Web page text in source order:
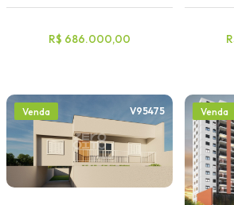
R$ 686.000,00
Venda V95475 Venda